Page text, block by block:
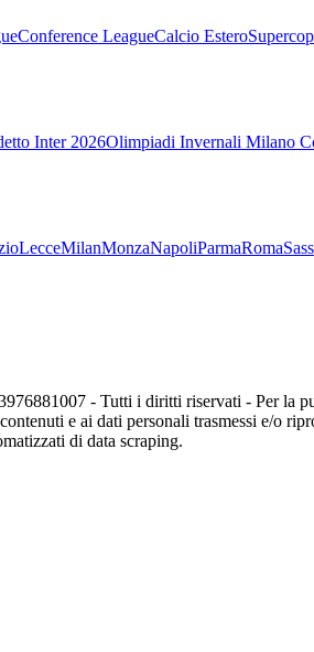
Conference LeagueCalcio Estero
Inter 2026Olimpiadi Invernali Milano
LecceMilanMonzaNapoliParmaRoma
- Tutti i diritti riservati - Per la
e ai dati personali trasmessi e/o
di data scraping.